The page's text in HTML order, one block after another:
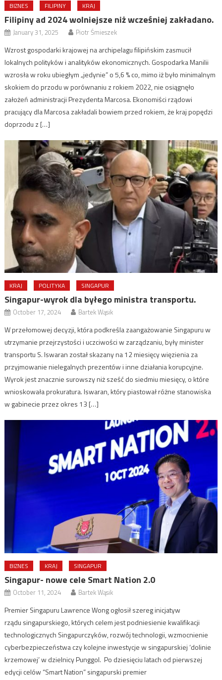
BIZNES FILIPINY KRAJ
Filipiny ad 2024 wolniejsze niż wcześniej zakładano.
January 31, 2025 Piotr Śmieszek
Wzrost gospodarki krajowej na archipelagu filipińskim zasmucił
lokalnych polityków i analityków ekonomicznych. Gospodarka Manilii
wzrosła w roku ubiegłym „jedynie” o 5,6 % co, mimo iż było minimalnym
skokiem do przodu w porównaniu z rokiem 2022, nie osiągnęło
założeń administracji Prezydenta Marcosa. Ekonomiści rządowi
pracujący dla Marcosa zakładali bowiem przed rokiem, że kraj popędzi
doprzodu z […]
KRAJ POLITYKA SINGAPUR
Singapur-wyrok dla byłego ministra transportu.
October 17, 2024 Bartek Wąsik
W przełomowej decyzji, która podkreśla zaangażowanie Singapuru w
utrzymanie przejrzystości i uczciwości w zarządzaniu, były minister
transportu S. Iswaran został skazany na 12 miesięcy więzienia za
przyjmowanie nielegalnych prezentów i inne działania korupcyjne.
Wyrok jest znacznie surowszy niż sześć do siedmiu miesięcy, o które
wnioskowała prokuratura. Iswaran, który piastował różne stanowiska
w gabinecie przez okres 13 […]
BIZNES KRAJ SINGAPUR
Singapur- nowe cele Smart Nation 2.0
October 11, 2024 Bartek Wąsik
Premier Singapuru Lawrence Wong ogłosił szereg inicjatyw
rządu singapurskiego, których celem jest podniesienie kwalifikacji
technologicznych Singapurczyków, rozwój technologii, wzmocnienie
cyberbezpieczeństwa czy kolejne inwestycje w singapurskiej ‘dolinie
krzemowej’ w dzielnicy Punggol. Po dziesięciu latach od pierwszej
edycji celów “Smart Nation” singapurski premier